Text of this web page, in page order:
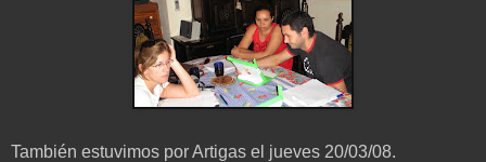
También estuvimos por Artigas el jueves 20/03/08.